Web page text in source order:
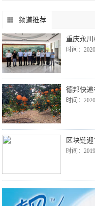
频道推荐
重庆永
时间：
德邦快
时间：
区块链
时间：